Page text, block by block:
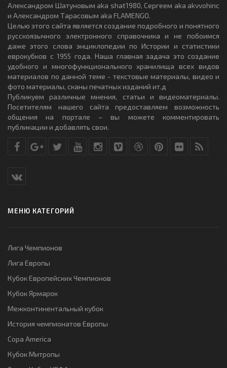
Александром Шатуновым aka shat1980, Сергеем aka akvvohinc
и Александром Тарасовым aka FLAMENGO.
Целью этого сайта является создание подробного и понятного
русскоязычного электронного справочника и не побоимся
даже этого слова энциклопедии по Истории и статистики
еврокубков с 1955 года. Наша главная задача это создание
удобного и многофункционального хранилища всех видов
материалов по данной теме - текстовые материалы, видео и
фото материалы, сканы печатных изданий ит.д
Публикуем различные мнения, статьи и видеоматериалы.
Посетителям нашего сайта предоставляем возможность
общения на портале – вы можете комментировать
публикации и добавлять свои.
МЕНЮ КАТЕГОРИЙ
Лига Чемпионов
Лига Европы
Кубок Европейских Чемпионов
Кубок Ярмарок
Межконтинентальный кубок
История чемпионатов Европы
Copa America
Кубок Митропы